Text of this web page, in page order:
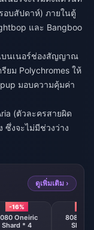
อบสัปดาห์) ภายในตู้
และ Bangboo
บนเนอร์ช่องสัญญาณ
ยม Polychromes ให้
มอบความคุ้มค่า
(ตัวละครสายผิด
ซึ่งจะไม่มีช่วงว่าง
ดูเพิ่มเติม ›
-16%
Oneiric
Shard * 4
8080
Shard